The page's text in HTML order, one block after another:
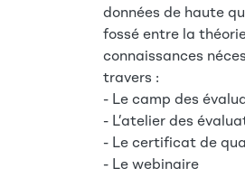
données de haute
fossé entre la
connaissances
travers :
- Le camp des
- L’atelier des
- Le certificat de
- Le webinaire